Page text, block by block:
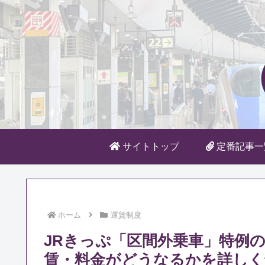
サイトトップ 定番記事一
ホーム 運賃制度
JRきっぷ「区間外乗車」特例
賃・料金がどうなるかを詳し